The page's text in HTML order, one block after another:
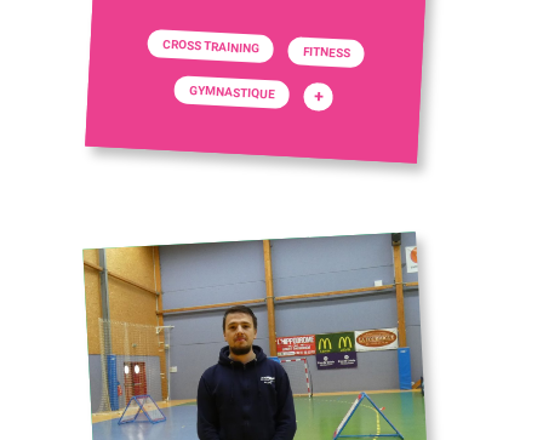
CROSS TRAINING FITNESS
GYMNASTIQUE +